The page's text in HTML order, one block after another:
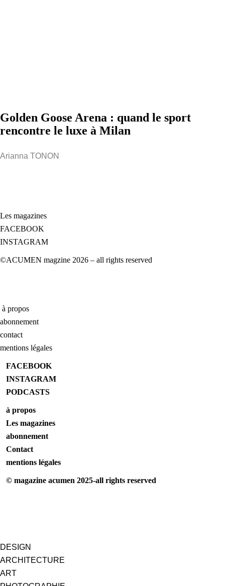
Golden Goose Arena : quand le sport
rencontre le luxe à Milan
Arianna TONON
Les magazines
FACEBOOK
INSTAGRAM
©ACUMEN magzine 2026 – all rights reserved
à propos
abonnement
contact
mentions légales
FACEBOOK
INSTAGRAM
PODCASTS
à propos
Les magazines
abonnement
Contact
mentions légales
© magazine acumen 2025-all rights reserved
DESIGN
ARCHITECTURE
ART